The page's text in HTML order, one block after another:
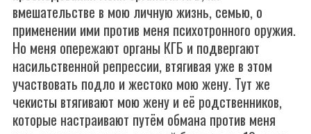
вмешательстве в мою личную жизнь, семью, о
применении ими против меня психотронного оружия.
Но меня опережают органы КГБ и подвергают
насильственной репрессии, втягивая уже в этом
участвовать подло и жестоко мою жену. Тут же
чекисты втягивают мою жену и её родственников,
которые настраивают путём обмана против меня